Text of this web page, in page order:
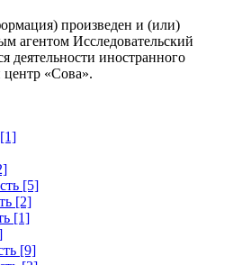
произведен и (или)
агентом Исследовательский
деятельности иностранного
центр «Сова».
[5]
[2]
[1]
[9]